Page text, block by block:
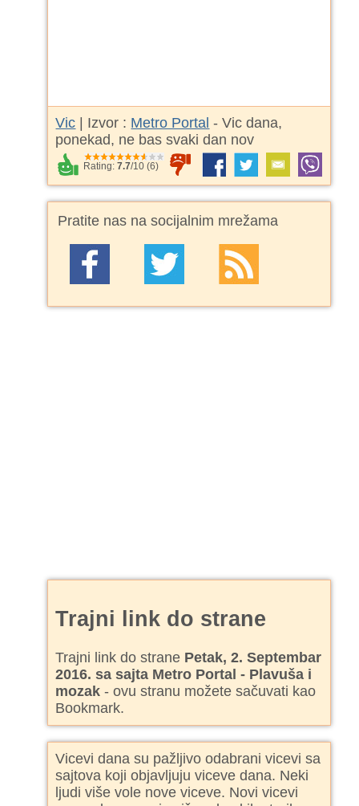
Vic | Izvor : Metro Portal - Vic dana,
ponekad, ne bas svaki dan nov
Rating:7.7/10 (6)
Pratite nas na socijalnim mrežama
Trajni link do strane
Trajni link do strane Petak, 2. Septembar
2016. sa sajta Metro Portal - Plavuša i
mozak - ovu stranu možete sačuvati kao
Bookmark.
Vicevi dana su pažljivo odabrani vicevi sa
sajtova koji objavljuju viceve dana. Neki
ljudi više vole nove viceve. Novi vicevi